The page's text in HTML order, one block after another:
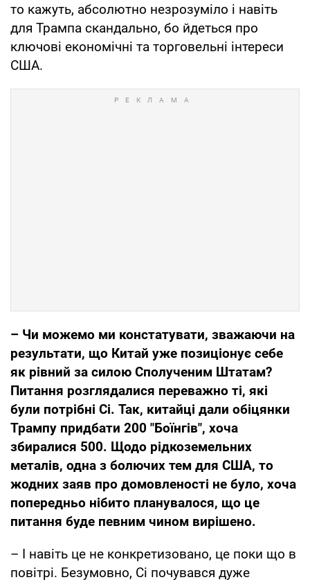
то кажуть, абсолютно незрозуміло і навіть
для Трампа скандально, бо йдеться про
ключові економічні та торговельні інтереси
США.
– Чи можемо ми констатувати, зважаючи на
результати, що Китай уже позиціонує себе
як рівний за силою Сполученим Штатам?
Питання розглядалися переважно ті, які
були потрібні Сі. Так, китайці дали обіцянки
Трампу придбати 200 "Боїнгів", хоча
збиралися 500. Щодо рідкоземельних
металів, одна з болючих тем для США, то
жодних заяв про домовленості не було, хоча
попередньо нібито планувалося, що це
питання буде певним чином вирішено.
– І навіть це не конкретизовано, це поки що в
повітрі. Безумовно, Сі почувався дуже